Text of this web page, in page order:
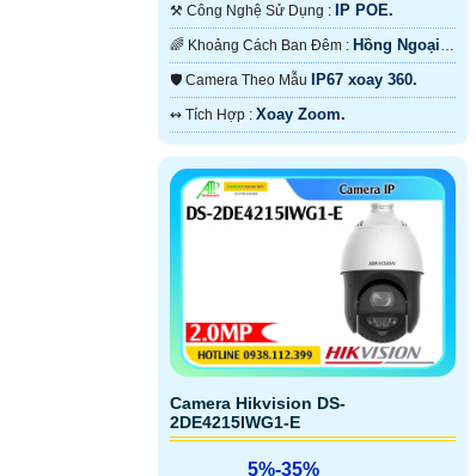
⚒ Công Nghệ Sử Dụng : IP POE.
🌈 Khoảng Cách Ban Đêm : Hồng Ngoại
200m Hồng Ngoại Smart IR.
🛡 Camera Theo Mẫu IP67 xoay 360.
️↭ Tích Hợp : Xoay Zoom.
Camera Hikvision DS-
2DE4215IWG1-E
5%-35%